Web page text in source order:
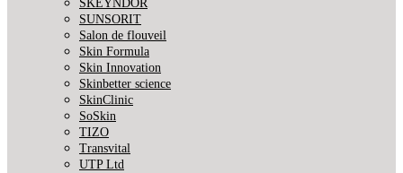
SKEYNDOR
SUNSORIT
Salon de flouveil
Skin Formula
Skin Innovation
Skinbetter science
SkinСlinic
SoSkin
TIZO
Transvital
UTP Ltd